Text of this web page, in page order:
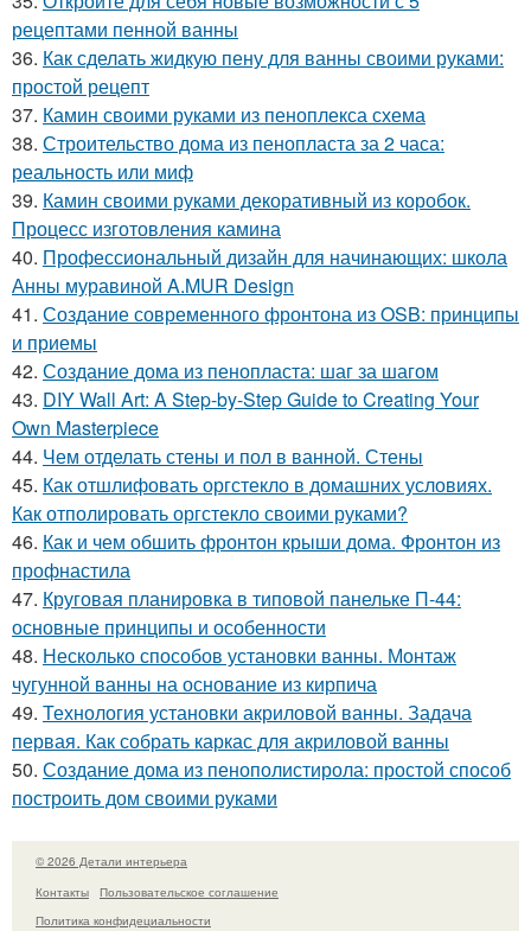
рецептами пенной ванны
36. Как сделать жидкую пену для ванны своими руками:
простой рецепт
37. Камин своими руками из пеноплекса схема
38. Строительство дома из пенопласта за 2 часа:
реальность или миф
39. Камин своими руками декоративный из коробок.
Процесс изготовления камина
40. Профессиональный дизайн для начинающих: школа
Анны муравиной A.MUR Design
41. Создание современного фронтона из OSB: принципы
и приемы
42. Создание дома из пенопласта: шаг за шагом
43. DIY Wall Art: A Step-by-Step Guide to Creating Your
Own Masterpiece
44. Чем отделать стены и пол в ванной. Стены
45. Как отшлифовать оргстекло в домашних условиях.
Как отполировать оргстекло своими руками?
46. Как и чем обшить фронтон крыши дома. Фронтон из
профнастила
47. Круговая планировка в типовой панельке П-44:
основные принципы и особенности
48. Несколько способов установки ванны. Монтаж
чугунной ванны на основание из кирпича
49. Технология установки акриловой ванны. Задача
первая. Как собрать каркас для акриловой ванны
50. Создание дома из пенополистирола: простой способ
построить дом своими руками
© 2026 Детали интерьера
Контакты
Пользовательское соглашение
Политика конфидециальности